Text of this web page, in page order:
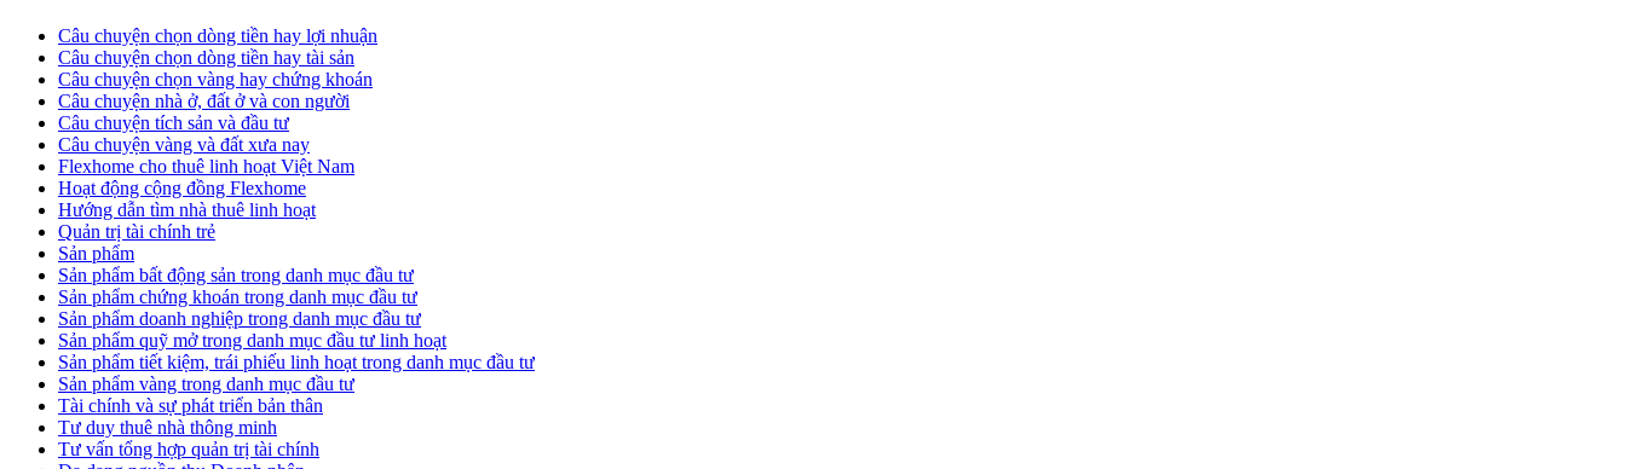
Câu chuyện chọn dòng tiền hay lợi nhuận
Câu chuyện chọn dòng tiền hay tài sản
Câu chuyện chọn vàng hay chứng khoán
Câu chuyện nhà ở, đất ở và con người
Câu chuyện tích sản và đầu tư
Câu chuyện vàng và đất xưa nay
Flexhome cho thuê linh hoạt Việt Nam
Hoạt động cộng đồng Flexhome
Hướng dẫn tìm nhà thuê linh hoạt
Quản trị tài chính trẻ
Sản phẩm
Sản phẩm bất động sản trong danh mục đầu tư
Sản phẩm chứng khoán trong danh mục đầu tư
Sản phẩm doanh nghiệp trong danh mục đầu tư
Sản phẩm quỹ mở trong danh mục đầu tư linh hoạt
Sản phẩm tiết kiệm, trái phiếu linh hoạt trong danh mục đầu tư
Sản phẩm vàng trong danh mục đầu tư
Tài chính và sự phát triển bản thân
Tư duy thuê nhà thông minh
Tư vấn tổng hợp quản trị tài chính